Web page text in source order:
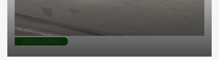
DESTACADO